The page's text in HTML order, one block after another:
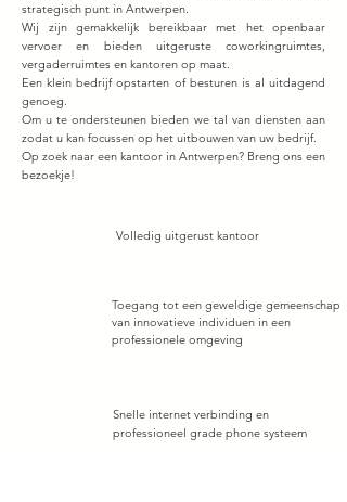
strategisch punt in Antwerpen.
Wij zijn gemakkelijk bereikbaar met het openbaar
vervoer en bieden uitgeruste coworkingruimtes,
vergaderruimtes en kantoren op maat.
Een klein bedrijf opstarten of besturen is al uitdagend
genoeg.
Om u te ondersteunen bieden we tal van diensten aan
zodat u kan focussen op het uitbouwen van uw bedrijf.
Op zoek naar een kantoor in Antwerpen? Breng ons een
bezoekje!
Volledig uitgerust kantoor
Toegang tot een geweldige gemeenschap
van innovatieve individuen in een
professionele omgeving
Snelle internet verbinding en
professioneel grade phone systeem